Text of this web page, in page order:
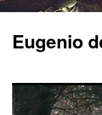
Eugenio